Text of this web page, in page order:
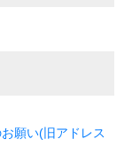
願い(旧アドレス